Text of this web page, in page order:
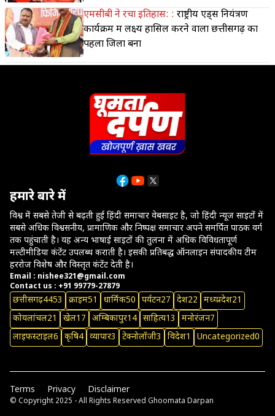
एमसीबी ने रचा इतिहास: : राष्ट्रीय एड्स नियंत्रण
कार्यक्रम में लक्ष्य हासिल करने वाला छत्तीसगढ़ का
पहला जिला बना
हमारे बारे में
विश्व में सबसे तेजी से बढ़ती हुई हिंदी समाचार वेबसाइट है, जो हिंदी न्यूज साइटों में
सबसे अधिक विश्वसनीय, प्रामाणिक और निष्पक्ष समाचार अपने समर्पित पाठक वर्ग
तक पहुंचाती है। यह अन्य भाषाई साइटों की तुलना में अधिक विविधतापूर्ण
मल्टीमीडिया कंटेंट उपलब्ध कराती है। इसकी प्रतिबद्ध ऑनलाइन संपादकीय टीम
हररोज विशेष और विस्तृत कंटेंट देती है।
Email : nishee321@gmail.com
Contact us : +91 99779-27879
छत्तीसगढ़4453 क्राइम51 धार्मिक50 पर्यटन27 देश22 मध्य्प्रदेश21
कोयलांचल21 खेल17 अम्बिकापुर14 साहित्य13 मनोरंजन7
लाइफस्टाइल6 कृषि4 व्यापार3 टेक्नोलॉजी3 विदेश1 Uncategorized0
Terms Privacy Disclaimer
© Copyright 2025 - All Rights Reserved Ghoomata Darpan